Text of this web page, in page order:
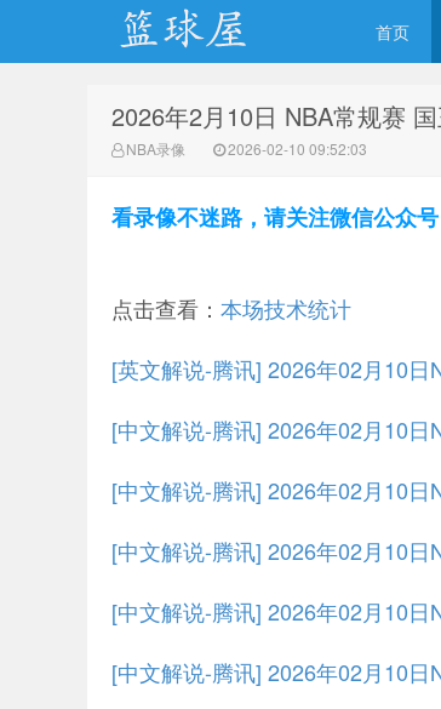
NBA录像网
首页
2026年2月10日 NBA常规赛
NBA录像 2026-02-10 09:52:03
看录像不迷路，请关注微信公众
点击查看： 本场技术统计
[英文解说-腾讯] 2026年02月10
[中文解说-腾讯] 2026年02月10
[中文解说-腾讯] 2026年02月10
[中文解说-腾讯] 2026年02月10
[中文解说-腾讯] 2026年02月10
[中文解说-腾讯] 2026年02月10